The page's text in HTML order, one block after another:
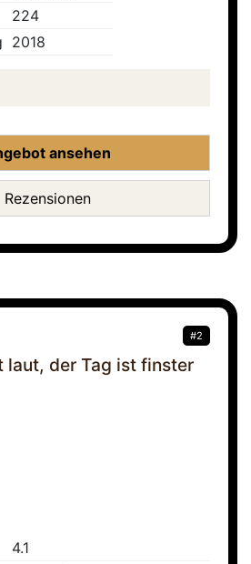
224
2018
ansehen
Rezensionen
#2
laut, der Tag ist finster
4.1